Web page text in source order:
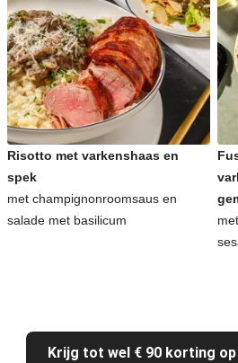
Risotto met varkenshaas en
spek
met champignonroomsaus en
salade met basilicum
Krijg tot wel € 90 korting